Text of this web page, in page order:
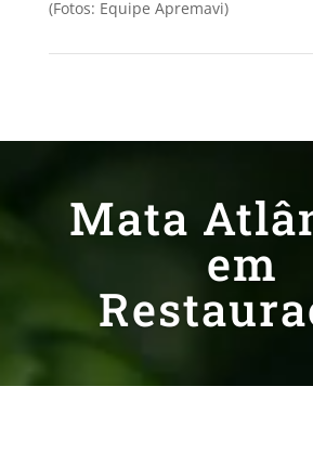
(Fotos: Equipe Apremavi)
Mata
em